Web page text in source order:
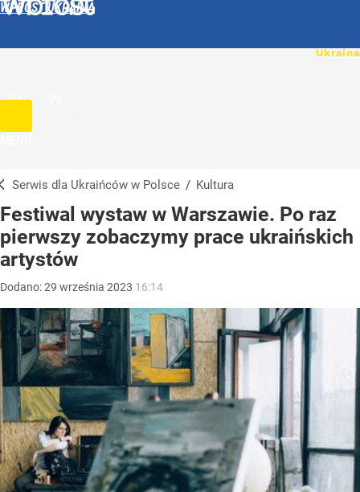
WPROST UKRAINA
UA
Serwis dla Ukraińców w Polsce / Kultura
Festiwal wystaw w Warszawie. Po raz
pierwszy zobaczymy prace ukraińskich
artystów
Dodano:29 września 2023 16:14